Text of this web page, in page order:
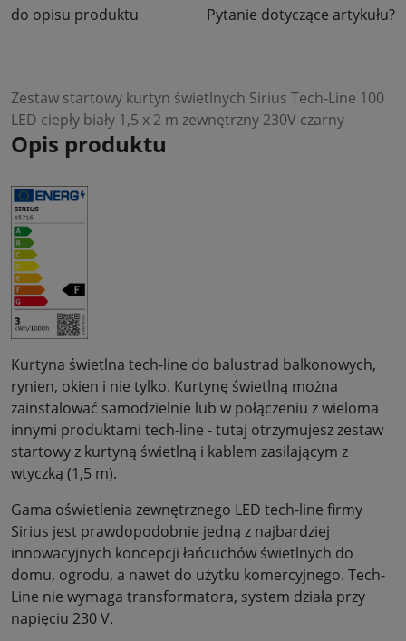
do opisu produktu Pytanie dotyczące artykułu?
Zestaw startowy kurtyn świetlnych Sirius Tech-Line 100
LED ciepły biały 1,5 x 2 m zewnętrzny 230V czarny
Opis produktu
Kurtyna świetlna tech-line do balustrad balkonowych,
rynien, okien i nie tylko. Kurtynę świetlną można
zainstalować samodzielnie lub w połączeniu z wieloma
innymi produktami tech-line - tutaj otrzymujesz zestaw
startowy z kurtyną świetlną i kablem zasilającym z
wtyczką (1,5 m).
Gama oświetlenia zewnętrznego LED tech-line firmy
Sirius jest prawdopodobnie jedną z najbardziej
innowacyjnych koncepcji łańcuchów świetlnych do
domu, ogrodu, a nawet do użytku komercyjnego. Tech-
Line nie wymaga transformatora, system działa przy
napięciu 230 V.